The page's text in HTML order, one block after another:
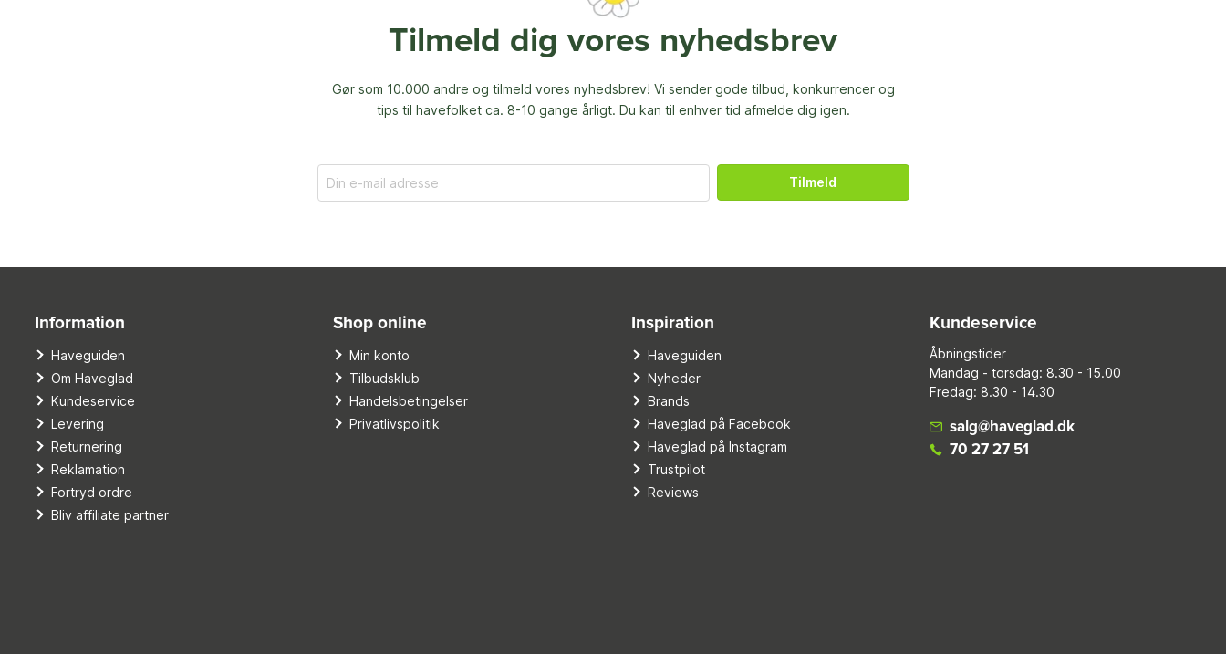
Tilmeld dig vores nyhedsbrev
Gør som 10.000 andre og tilmeld vores nyhedsbrev! Vi sender gode tilbud, konkurrencer og
tips til havefolket ca. 8-10 gange årligt. Du kan til enhver tid afmelde dig igen.
Tilmeld
Information
Haveguiden
Om Haveglad
Kundeservice
Levering
Returnering
Reklamation
Fortryd ordre
Bliv affiliate partner
Shop online
Min konto
Tilbudsklub
Handelsbetingelser
Privatlivspolitik
Inspiration
Haveguiden
Nyheder
Brands
Haveglad på Facebook
Haveglad på Instagram
Trustpilot
Reviews
Kundeservice
Åbningstider
Mandag - torsdag: 8.30 - 15.00
Fredag: 8.30 - 14.30
salg@haveglad.dk
70 27 27 51